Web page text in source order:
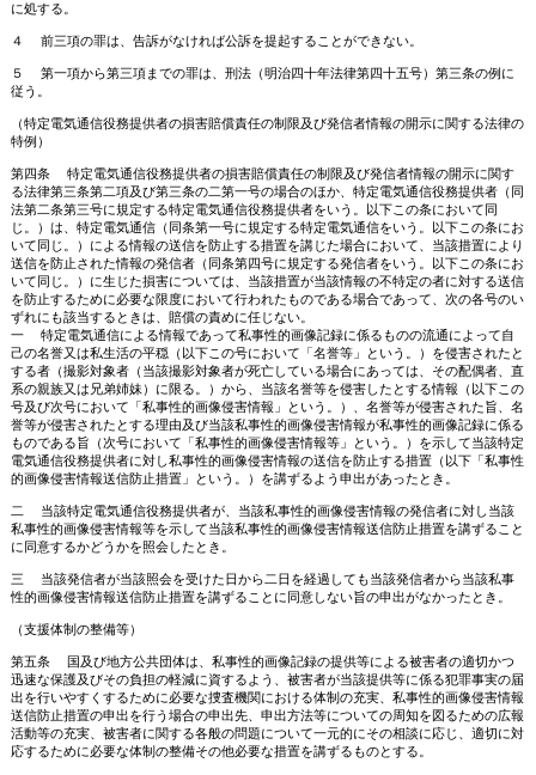
に処する。
４ 前三項の罪は、告訴がなければ公訴を提起することができない。
５ 第一項から第三項までの罪は、刑法（明治四十年法律第四十五号）第三条の例に
従う。
（特定電気通信役務提供者の損害賠償責任の制限及び発信者情報の開示に関する法律の
特例）
第四条 特定電気通信役務提供者の損害賠償責任の制限及び発信者情報の開示に関す
る法律第三条第二項及び第三条の二第一号の場合のほか、特定電気通信役務提供者（同
法第二条第三号に規定する特定電気通信役務提供者をいう。以下この条において同
じ。）は、特定電気通信（同条第一号に規定する特定電気通信をいう。以下この条にお
いて同じ。）による情報の送信を防止する措置を講じた場合において、当該措置により
送信を防止された情報の発信者（同条第四号に規定する発信者をいう。以下この条にお
いて同じ。）に生じた損害については、当該措置が当該情報の不特定の者に対する送信
を防止するために必要な限度において行われたものである場合であって、次の各号のい
ずれにも該当するときは、賠償の責めに任じない。
一 特定電気通信による情報であって私事性的画像記録に係るものの流通によって自
己の名誉又は私生活の平穏（以下この号において「名誉等」という。）を侵害されたと
する者（撮影対象者（当該撮影対象者が死亡している場合にあっては、その配偶者、直
系の親族又は兄弟姉妹）に限る。）から、当該名誉等を侵害したとする情報（以下この
号及び次号において「私事性的画像侵害情報」という。）、名誉等が侵害された旨、名
誉等が侵害されたとする理由及び当該私事性的画像侵害情報が私事性的画像記録に係る
ものである旨（次号において「私事性的画像侵害情報等」という。）を示して当該特定
電気通信役務提供者に対し私事性的画像侵害情報の送信を防止する措置（以下「私事性
的画像侵害情報送信防止措置」という。）を講ずるよう申出があったとき。
二 当該特定電気通信役務提供者が、当該私事性的画像侵害情報の発信者に対し当該
私事性的画像侵害情報等を示して当該私事性的画像侵害情報送信防止措置を講ずること
に同意するかどうかを照会したとき。
三 当該発信者が当該照会を受けた日から二日を経過しても当該発信者から当該私事
性的画像侵害情報送信防止措置を講ずることに同意しない旨の申出がなかったとき。
（支援体制の整備等）
第五条 国及び地方公共団体は、私事性的画像記録の提供等による被害者の適切かつ
迅速な保護及びその負担の軽減に資するよう、被害者が当該提供等に係る犯罪事実の届
出を行いやすくするために必要な捜査機関における体制の充実、私事性的画像侵害情報
送信防止措置の申出を行う場合の申出先、申出方法等についての周知を図るための広報
活動等の充実、被害者に関する各般の問題について一元的にその相談に応じ、適切に対
応するために必要な体制の整備その他必要な措置を講ずるものとする。